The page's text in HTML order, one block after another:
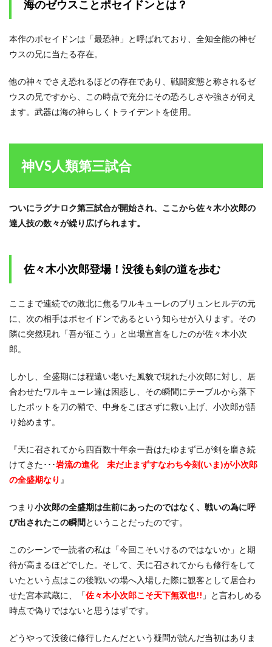
動か
2.4
その
一度
も勝
利し
たこ
男こ
佐々
木小
次郎
2.5
試合
を動
木小
次郎
とは
2.6
備前
窮地
に立
たさ
れる
小次
2.7
森羅
万象
佐々
木小
3
まと
め
海のゼウスことポセイドンとは？
本作のポセイドンは「最恐神」と呼ばれており、全知全能の神ゼ
ウスの兄に当たる存在。
他の神々でさえ恐れるほどの存在であり、戦闘変態と称されるゼ
ウスの兄ですから、この時点で充分にその恐ろしさや強さが伺え
ます。武器は海の神らしくトライデントを使用。
神VS人類第三試合
ついにラグナロク第三試合が開始され、ここから佐々木小次郎の
達人技の数々が繰り広げられます。
佐々木小次郎登場！没後も剣の道を歩む
ここまで連続での敗北に焦るワルキューレのブリュンヒルデの元
に、次の相手はポセイドンであるという知らせが入ります。その
隣に突然現れ「吾が征こう」と出場宣言をしたのが佐々木小次
郎。
しかし、全盛期には程遠い老いた風貌で現れた小次郎に対し、居
合わせたワルキューレ達は困惑し、その瞬間にテーブルから落下
したポットを刀の鞘で、中身をこぼさずに救い上げ、小次郎が語
り始めます。
『天に召されてから四百数十年余ー吾はたゆまず己が剣を磨き続
けてきた･･･岩流の進化 未だ止まずすなわち今刻(いま)が小次郎
の全盛期なり 』
つまり小次郎の全盛期は生前にあったのではなく、戦いの為に呼
び出されたこの瞬間ということだったのです。
このシーンで一読者の私は「今回こそいけるのではないか」と期
待が高まるほどでした。そして、天に召されてからも修行をして
いたという点はこの後戦いの場へ入場した際に観客として居合わ
せた宮本武蔵に、「佐々木小次郎こそ天下無双也!! 」と言わしめる
時点で偽りではないと思うはずです。
どうやって没後に修行したんだという疑問が読んだ当初はありま